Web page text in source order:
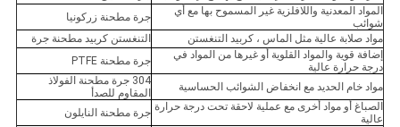
المواد المعدنية واللافلزية غير المسموح بها مع أي
شوائب
جرة مطحنة زركونيا
مواد صلابة عالية مثل الماس ، كربيد التنغستن
التنغستن كربيد مطحنة جرة
إضافة قوية والمواد القلوية أو غيرها من المواد في
درجة حرارة عالية
جرة مطحنة PTFE
مواد خام الحديد مع انخفاض الشوائب الحساسية
304 جرة مطحنة الفولاذ
المقاوم للصدأ
الصباغ أو مواد أخرى مع عملية لاحقة تحت درجة حرارة
عالية
جرة مطحنة النايلون